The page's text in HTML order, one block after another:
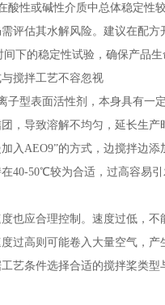
酸性或碱性介质中总体稳定性
评估其水解风险。建议在配方
下的稳定性试验，确保产品生
搅拌工艺不容忽视
子型表面活性剂，本身具有一
，导致溶解不均匀，延长生产
入AEO9”的方式，边搅拌边添
40-50℃较为合适，过高容易
也应合理控制。速度过低，不
过高则可能卷入大量空气，产
艺条件选择合适的搅拌桨类型